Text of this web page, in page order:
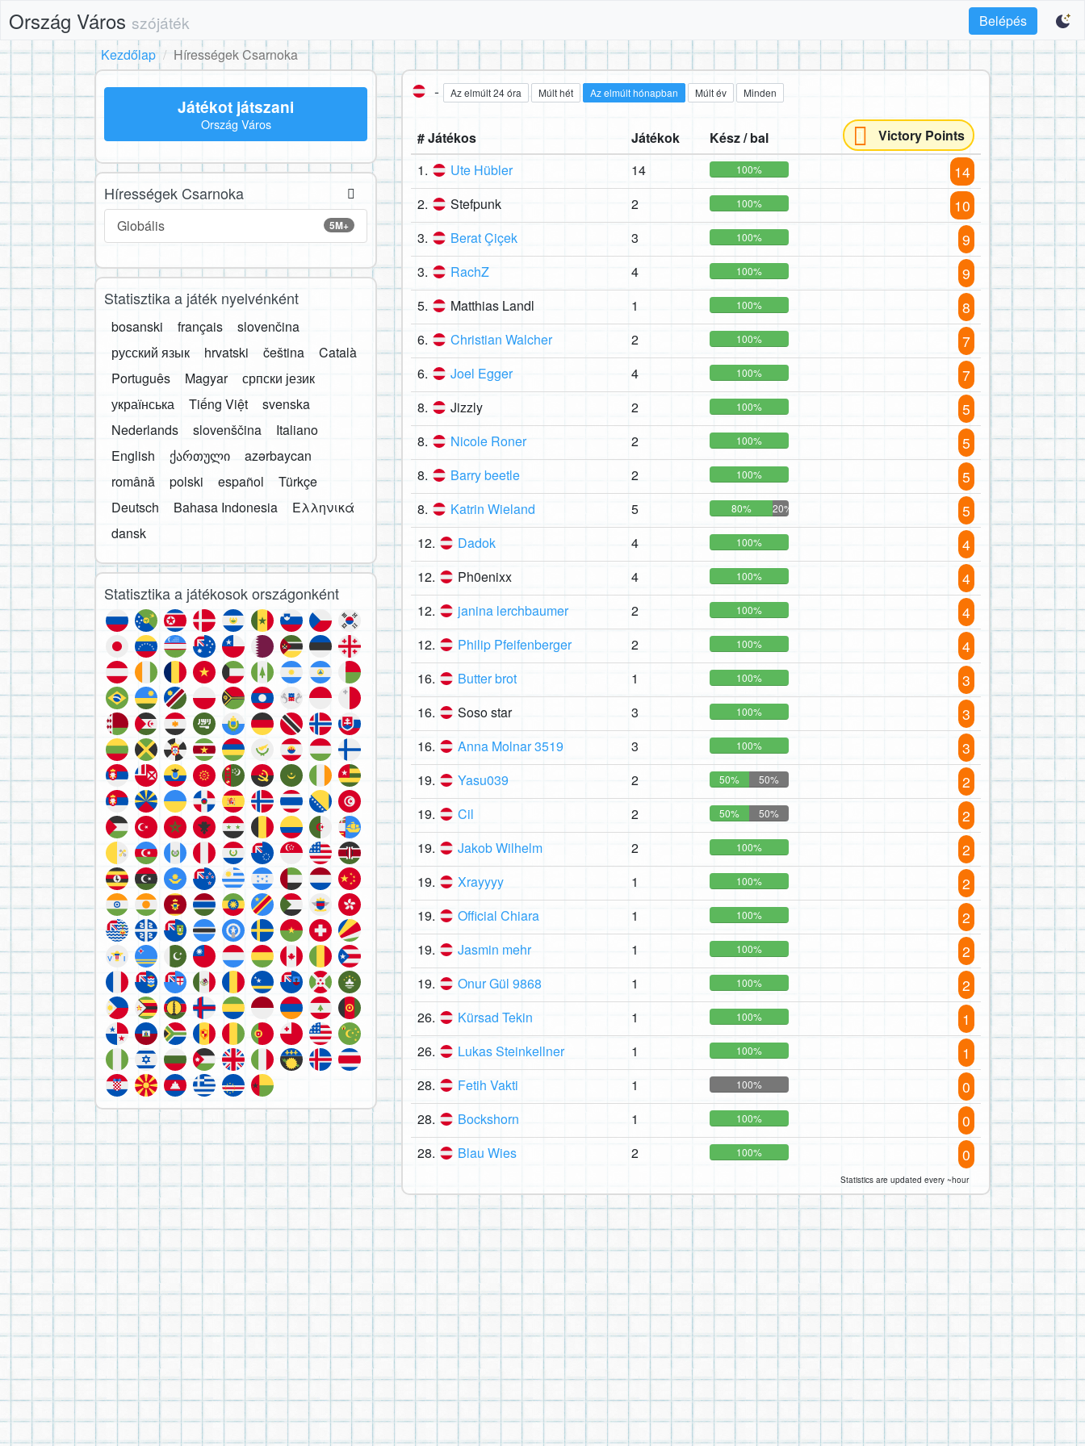
Ország Város szójáték
Belépés
Kezdőlap
Hírességek Csarnoka
- Az elmúlt 24 óra Múlt hét Az elmúlt hónapban Múlt év Minden
# Játékos Játékok Kész / bal
Victory Points
1.
Ute Hübler 14 100% 14
2. Stefpunk 2 100% 10
3. Berat Çiçek 3 100% 9
3. RachZ 4 100% 9
5. Matthias Landl 1 100% 8
6. Christian Walcher 2 100% 7
6. Joel Egger 4 100% 7
8. Jizzly 2 100% 5
8. Nicole Roner 2 100% 5
8. Barry beetle 2 100% 5
8. Katrin Wieland 5 80% 20% 5
12. Dadok 4 100% 4
12. Ph0enixx 4 100% 4
12. janina lerchbaumer 2 100% 4
12. Philip Pfeifenberger 2 100% 4
16. Butter brot 1 100% 3
16. Soso star 3 100% 3
16. Anna Molnar 3519 3 100% 3
19. Yasu039 2 50% 50% 2
19. Cil 2 50% 50% 2
19. Jakob Wilhelm 2 100% 2
19. Xrayyyy 1 100% 2
19. Official Chiara 1 100% 2
19. Jasmin mehr 1 100% 2
19. Onur Gül 9868 1 100% 2
26. Kürsad Tekin 1 100% 1
26. Lukas Steinkellner 1 100% 1
28. Fetih Vakti 1 100% 0
28. Bockshorn 1 100% 0
28. Blau Wies 2 100% 0
Statistics are updated every ~hour
Játékot játszani
Ország Város
Hírességek Csarnoka
5M+
Globális
Statisztika a játék nyelvénként
bosanski français
slovenčina
русский язык
hrvatski čeština
Català
Português
Magyar
српски језик
українська
Tiếng Việt
svenska
Nederlands
slovenščina
Italiano
English
ქართული
azərbaycan
română
polski español
Türkçe
Deutsch
Bahasa Indonesia
Ελληνικά
dansk
Statisztika a játékosok országonként